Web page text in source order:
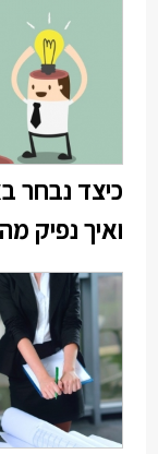
כיצד נבחר
ואיך נפיק